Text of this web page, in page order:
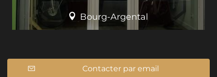
Bourg-Argental
Contacter par email